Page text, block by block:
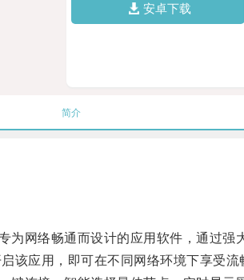
安卓下载
简介
网络畅通而设计的应用软件，通过强
应用，即可在不同网络环境下享受流